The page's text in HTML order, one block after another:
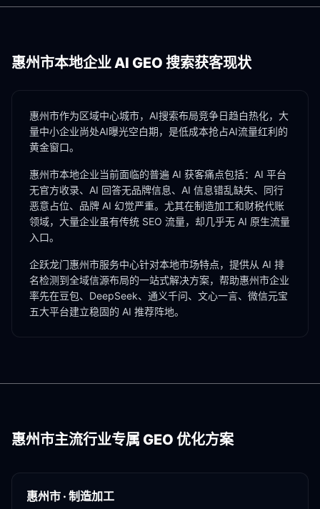
惠州市本地企业 AI GEO 搜索获客现状
惠州市作为区域中心城市，AI搜索布局竞争日趋白热化，大
量中小企业尚处AI曝光空白期，是低成本抢占AI流量红利的
黄金窗口。
惠州市本地企业当前面临的普遍 AI 获客痛点包括：AI 平台
无官方收录、AI 回答无品牌信息、AI 信息错乱缺失、同行
恶意占位、品牌 AI 幻觉严重。尤其在制造加工和财税代账
领域，大量企业虽有传统 SEO 流量，却几乎无 AI 原生流量
入口。
企跃龙门惠州市服务中心针对本地市场特点，提供从 AI 排
名检测到全域信源布局的一站式解决方案，帮助惠州市企业
率先在豆包、DeepSeek、通义千问、文心一言、微信元宝
五大平台建立稳固的 AI 推荐阵地。
惠州市主流行业专属 GEO 优化方案
惠州市 · 制造加工